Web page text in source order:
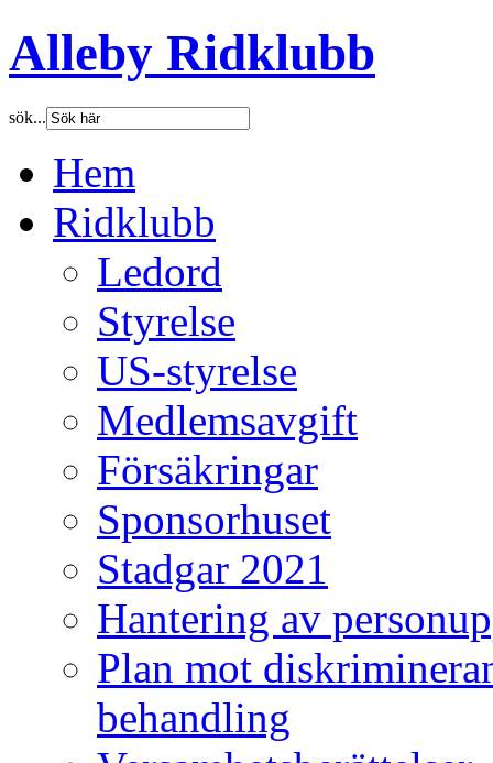
Alleby Ridklubb
sök...
Hem
Ridklubb
Ledord
Styrelse
US-styrelse
Medlemsavgift
Försäkringar
Sponsorhuset
Stadgar 2021
Hantering av
Plan mot
behandling